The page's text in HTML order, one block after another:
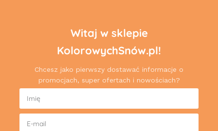
Witaj w sklepie
KolorowychSnów.pl!
Chcesz jako pierwszy dostawać informacje o
promocjach, super ofertach i nowościach?